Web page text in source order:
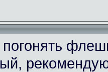
погонять